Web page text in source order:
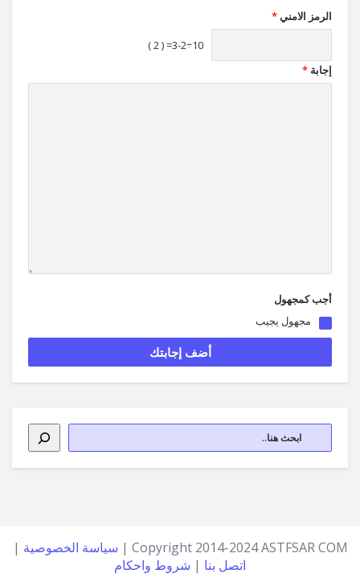
الرمز الامني*
10÷3-2= ( 2 )
إجابة *
أجب كمجهول
مجهول يجيب
Copyright 2014-2024 ASTFSAR COM | سياسة الخصوصية |
اتصل بنا | شروط واحكام